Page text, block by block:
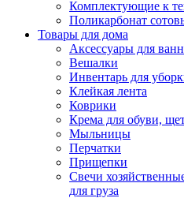
Комплектующие к
Поликарбонат
Товары для дома
Аксессуары для
Вешалки
Инвентарь для
Клейкая лента
Коврики
Крема для обуви,
Мыльницы
Перчатки
Прищепки
Свечи
для груза